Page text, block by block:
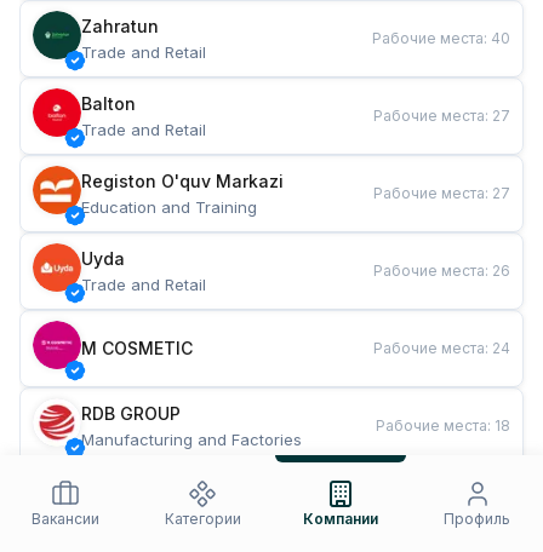
Zahratun
Trade and Retail
Рабочие места: 40
Balton
Trade and Retail
Рабочие места: 27
Registon O'quv Markazi
Education and Training
Рабочие места: 27
Uyda
Trade and Retail
Рабочие места: 26
M COSMETIC Рабочие места: 24
RDB GROUP
Manufacturing and Factories
Рабочие места: 18
Restaurants and Fast Food
Рабочие места
Вакансии
Категории Компании Профиль